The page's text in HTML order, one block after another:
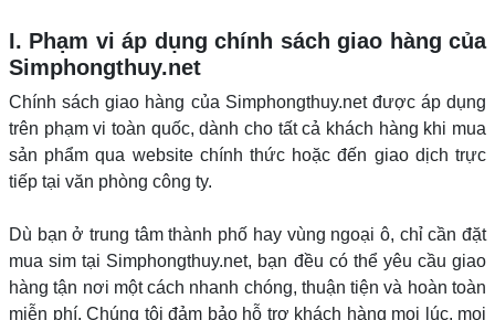
I. Phạm vi áp dụng chính sách giao hàng của
Simphongthuy.net
Chính sách giao hàng của Simphongthuy.net được áp dụng
trên phạm vi toàn quốc, dành cho tất cả khách hàng khi mua
sản phẩm qua website chính thức hoặc đến giao dịch trực
tiếp tại văn phòng công ty.
Dù bạn ở trung tâm thành phố hay vùng ngoại ô, chỉ cần đặt
mua sim tại Simphongthuy.net, bạn đều có thể yêu cầu giao
hàng tận nơi một cách nhanh chóng, thuận tiện và hoàn toàn
miễn phí. Chúng tôi đảm bảo hỗ trợ khách hàng mọi lúc, mọi